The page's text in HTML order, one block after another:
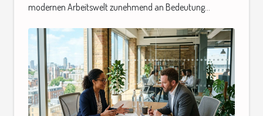
modernen Arbeitswelt zunehmend an Bedeutung...